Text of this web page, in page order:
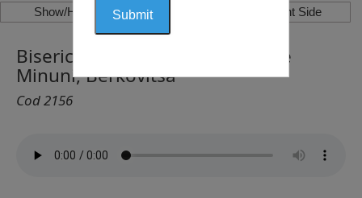
Show/Hide Left Side Show/Hide Right Side
Biserica Sf. Nicolae Făcătorul de
Minuni, Berkovitsa
Cod 2156